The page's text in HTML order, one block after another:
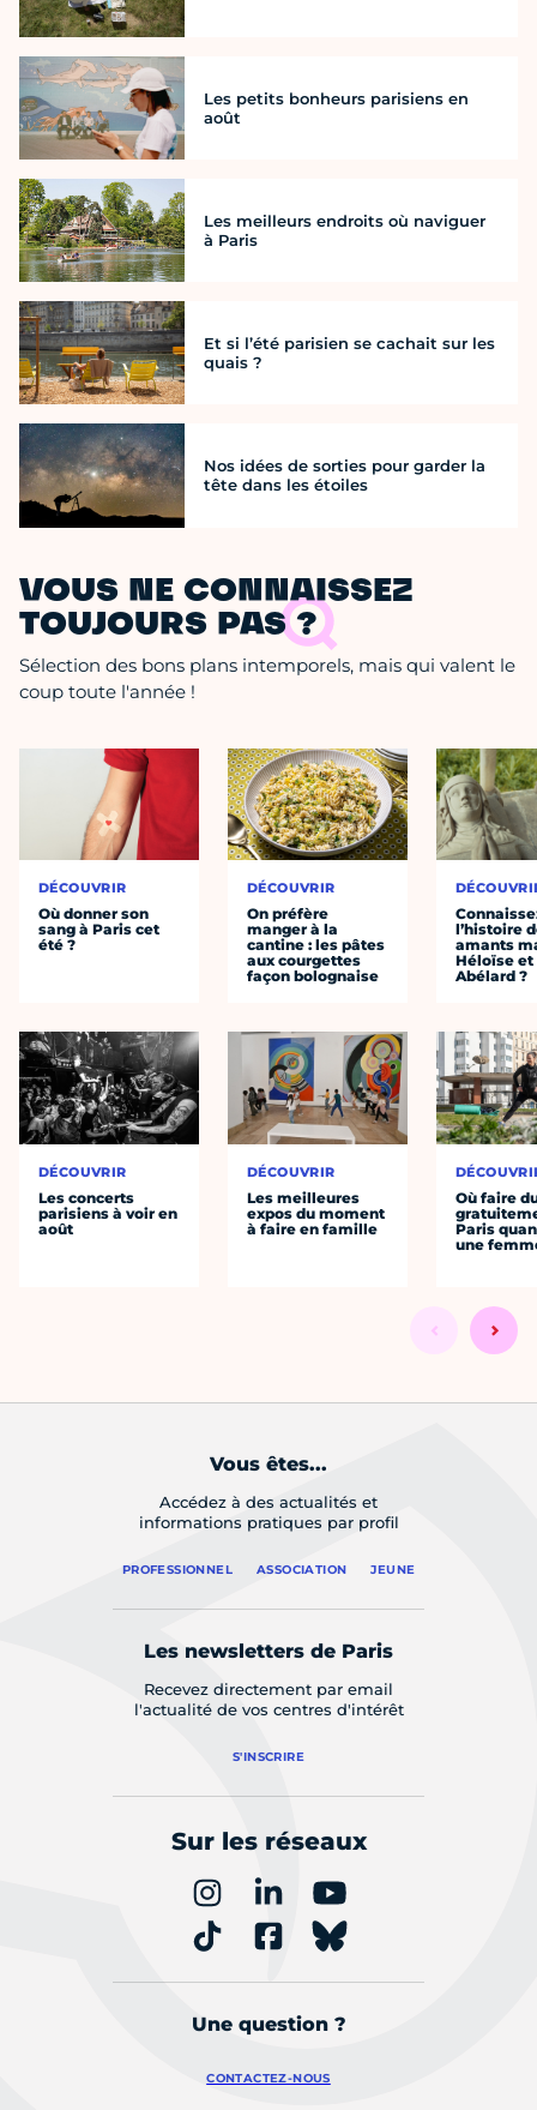
Les petits bonheurs parisiens en
août
Les meilleurs endroits où naviguer
à Paris
Et si l’été parisien se cachait sur les
quais ?
Nos idées de sorties pour garder la
tête dans les étoiles
VOUS NE CONNAISSEZ
TOUJOURS PAS ?
Sélection des bons plans intemporels, mais qui valent le
coup toute l'année !
DÉCOUVRIR
Où donner son
sang à Paris cet
été ?
DÉCOUVRIR
Les concerts
parisiens à voir en
août
DÉCOUVRIR
On préfère
manger à la
cantine : les pâtes
aux courgettes
façon bolognaise
DÉCOUVRIR
Les meilleures
expos du moment
à faire en famille
l’histoire
amants
Héloïse et
Abélard ?
Où faire
Paris
une
Vous êtes...
Accédez à des actualités et
informations pratiques par profil
PROFESSIONNEL ASSOCIATION JEUNE
Les newsletters de Paris
Recevez directement par email
l'actualité de vos centres d'intérêt
S'INSCRIRE
Sur les réseaux
Une question ?
CONTACTEZ-NOUS